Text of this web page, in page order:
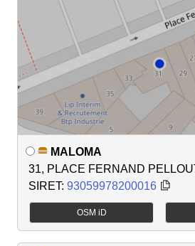
MALOMA
31, PLACE FERNAND
SIRET: 93059978200016
OSM iD